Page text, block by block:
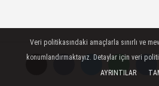
Veri politikasındaki amaçlarla sınırlı ve
konumlandırmaktayız. Detaylar için veri
AYRINTILAR